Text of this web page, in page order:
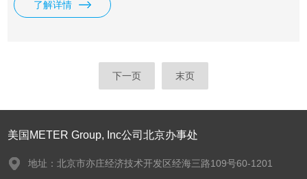
了解详情
下一页 末页
美国METER Group, Inc公司北京办事处
地址：北京市亦庄经济技术开发区经海三路109号60-1201